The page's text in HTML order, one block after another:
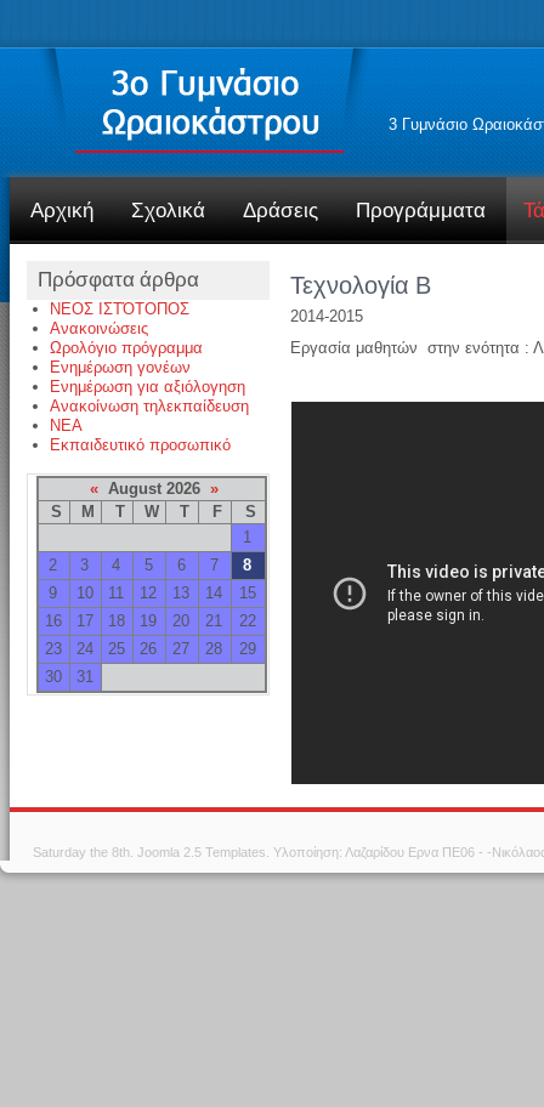
3 Γυμνάσιο
Αρχική Σχολικά Δράσεις Προγράμματα
Πρόσφατα άρθρα
ΝΕΟΣ ΙΣΤΌΤΟΠΟΣ
Ανακοινώσεις
Ωρολόγιο πρόγραμμα
Ενημέρωση γονέων
Ενημέρωση για αξιόλογηση
Ανακοίνωση τηλεκπαίδευση
NEA
Εκπαιδευτικό προσωπικό
« August 2026»
S
M T W T F
S
1
2
3 4 5 6 7
8
9
10 11 12 13 14
15
16
17 18 19 20 21
22
23
24 25 26 27 28
29
30
31
Τεχνολογία Β
2014-2015
Εργασία μαθητών στην ενότητα :
Saturday the 8th.Joomla 2.5 Templates . Υλοποίηση: Λαζαρίδου Ερνα ΠΕ06 - -